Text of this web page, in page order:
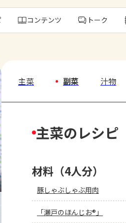
コンテンツ トーク
主菜 副菜 汁物
主菜のレシピ
材料（4人分）
豚しゃぶしゃぶ用肉
「瀬戸のほんじお®」